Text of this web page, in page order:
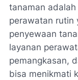
tanaman
perawatan rutin
penyewaan
layanan
pemangkasan,
bisa menikmati